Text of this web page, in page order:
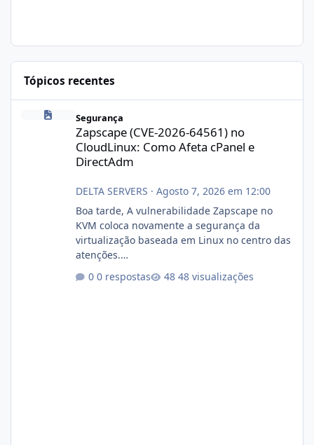
Tópicos recentes
Zapscape (CVE-2026-64561) no CloudLinux: Como Afeta cPanel
Segurança
Zapscape (CVE-2026-64561) no
CloudLinux: Como Afeta cPanel e
DirectAdm
DELTA SERVERS · Agosto 7, 2026 em 12:00
Boa tarde, A vulnerabilidade Zapscape no
KVM coloca novamente a segurança da
virtualização baseada em Linux no centro das
atenções.
https://cloudlinux.statuspage.io/incidents/dlr
xjx23zz5f Criamos uma breve explicação:
0 respostas 48 visualizações